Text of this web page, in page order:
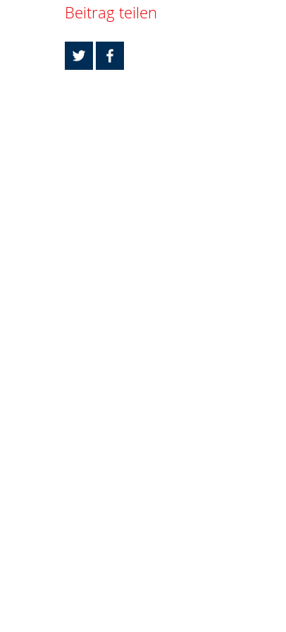
Beitrag teilen